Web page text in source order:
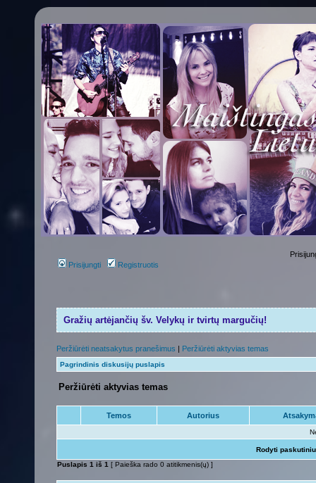
Prisijungti Registruotis
Gražių artėjančių šv. Velykų ir tvirtų margučių!
Peržiūrėti neatsakytus pranešimus | Peržiūrėti aktyvias temas
Pagrindinis diskusijų puslapis
Peržiūrėti aktyvias temas
Temos Autorius
Rodyti
Puslapis 1 iš 1 [ Paieška rado 0 atitikmenis(ų) ]